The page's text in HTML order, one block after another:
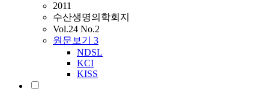
2011
수산생명의학회지
Vol.24 No.2
원문보기 3
NDSL
KCI
KISS